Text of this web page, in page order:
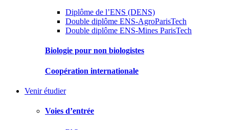
Diplôme de l’ENS (DENS)
Double diplôme ENS-AgroParisTech
Double diplôme ENS-Mines ParisTech
Biologie pour non biologistes
Coopération internationale
Venir étudier
Voies d’entrée